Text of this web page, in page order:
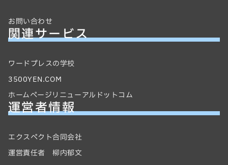
お問い合わせ
関連サービス
ワードプレスの学校
3500YEN.COM
ホームページリニューアルドットコム
運営者情報
エクスペクト合同会社
運営責任者 柳内郁文